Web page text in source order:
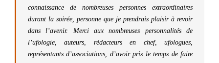
connaissance de nombreuses personnes extraordinaires
durant la soirée, personne que je prendrais plaisir à revoir
dans l’avenir. Merci aux nombreuses personnalités de
l’ufologie, auteurs, rédacteurs en chef, ufologues,
représentants d’associations, d’avoir pris le temps de faire